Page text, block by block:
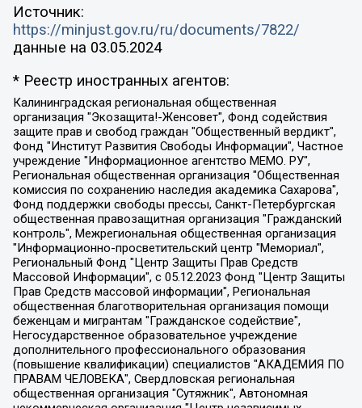
Источник:
https://minjust.gov.ru/ru/documents/7822/
данные на 03.05.2024
* Реестр иностранных агентов:
Калининградская региональная общественная организация "Экозащита!-Женсовет", Фонд содействия защите прав и свобод граждан "Общественный вердикт", Фонд "Институт Развития Свободы Информации", Частное учреждение "Информационное агентство МЕМО. РУ", Региональная общественная организация "Общественная комиссия по сохранению наследия академика Сахарова", Фонд поддержки свободы прессы, Санкт-Петербургская общественная правозащитная организация "Гражданский контроль", Межрегиональная общественная организация "Информационно-просветительский центр "Мемориал", Региональный Фонд "Центр Защиты Прав Средств Массовой Информации", с 05.12.2023 Фонд "Центр Защиты Прав Средств массовой информации", Региональная общественная благотворительная организация помощи беженцам и мигрантам "Гражданское содействие", Негосударственное образовательное учреждение дополнительного профессионального образования (повышение квалификации) специалистов "АКАДЕМИЯ ПО ПРАВАМ ЧЕЛОВЕКА", Свердловская региональная общественная организация "Сутяжник", Автономная некоммерческая организация "Центр независимых социологических исследований", Союз общественных объединений "Российский исследовательский центр по правам человека", Региональное общественное учреждение научно-информационный центр "МЕМОРИАЛ", Некоммерческая организация "Фонд защиты гласности", Автономная некоммерческая организация "Институт прав человека", Городская общественная организация "Екатеринбургское общество "МЕМОРИАЛ", Городская общественная организация "Рязанское историко-просветительское и правозащитное общество "Мемориал" (Рязанский Мемориал), Челябинский региональный орган общественной самодеятельности – женское общественное объединение "Женщины Евразии", Челябинский региональный орган общественной самодеятельности "Уральская правозащитная группа", Фонд содействия защите здоровья и социальной справедливости имени Андрея Рылькова, Автономная Некоммерческая Организация "Аналитический Центр Юрия Левады", Автономная некоммерческая организация социальной поддержки населения "Проект Апрель", Региональная общественная организация помощи женщинам и детям, находящимся в кризисной ситуации "Информационно-методический центр "Анна", Фонд содействия развитию массовых коммуникаций и правовому просвещению "Так-так-Так", Фонд содействия устойчивому развитию "Серебряная тайга", Свердловский региональный общественный фонд социальных проектов "Новое время", "Idel.Реалии", Кавказ.Реалии, Крым.Реалии, Телеканал Настоящее Время, Татаро-башкирская служба Радио Свобода (Azatliq Radiosi), Радио Свободная Европа/Радио Свобода (PCE/PC), "Сибирь.Реалии", "Фактограф", Благотворительный фонд помощи осужденным и их семьям, Автономная некоммерческая организация "Институт глобализации и социальных движений", Фонд "В защиту прав заключенных", Частное учреждение "Центр поддержки и содействия развитию средств массовой информации", Пензенский региональный общественный благотворительный фонд "Гражданский союз", "Север.Реалии", Некоммерческая организация Фонд "Правовая инициатива", Общество с ограниченной ответственностью "Радио Свободная Европа/Радио Свобода", Чешское информационное агентство "MEDIUM-ORIENT", Красноярская региональная общественная организация "Мы против СПИДа", Камалягин Денис Николаевич, Маркелов Сергей Евгеньевич, Пономарев Лев Александрович, Савицкая Людмила Алексеевна, Автономная некоммерческая организация "Центр по работе с проблемой насилия "НАСИЛИЮ.НЕТ", Межрегиональный профессиональный союз работников здравоохранения "Альянс врачей", Юридическое лицо, зарегистрированное в Латвийской Республике, SIA "Medusa Project" (регистрационный номер 40103797863, дата регистрации 10.06.2014), Некоммерческая организация "Фонд по борьбе с коррупцией", Автономная некоммерческая организация "Институт права и публичной политики", Баданин Роман Сергеевич, Гликин Максим Александрович, Железнова Мария Михайловна, Лукьянова Юлия Сергеевна, Маетная Елизавета Витальевна, Маняхин Петр Борисович, Чуракова Ольга Владимировна, Ярош Юлия Петровна, Юридическое лицо "The Insider SIA", зарегистрированное в Риге, Латвийская Республика (дата регистрации 26.06.2015), являющееся администратором доменного имени интернет-издания "The Insider SIA", https://theins.ru, Постернак Алексей Евгеньевич, Рубин Михаил Аркадьевич, Анин Роман Александрович, Юридическое лицо Istories fonds, зарегистрированное в Латвийской Республике (регистрационный номер 50008295751, дата регистрации 24.02.2020), Великовский Дмитрий Александрович, Долинина Ирина Николаевна, Мароховская Алеся Алексеевна, Шлейнов Роман Юрьевич, Шмагун Олеся Валентиновна, Общество с ограниченной ответственностью "Альтаир 2021", Общество с ограниченной ответственностью "Вега 2021", Общество с ограниченной ответственностью "Главный редактор 2021", Общество с ограниченной ответственностью "Ромашки монолит", Важенков Артем Валерьевич, Ивановская областная общественная организация "Центр гендерных исследований", Гурман Юрий Альбертович, Медиапроект "ОВД-Инфо", Егоров Владимир Владимирович, Жилинский Владимир Александрович, Общество с ограниченной ответственностью "ЗП", Иванова София Юрьевна, Карезина Инна Павловна, Кильтау Екатерина Викторовна, Петров Алексей Викторович, Пискунов Сергей Евгеньевич, Смирнов Сергей Сергеевич, Тихонов Михаил Сергеевич, Общество с ограниченной ответственностью "ЖУРНАЛИСТ-ИНОСТРАННЫЙ АГЕНТ", Арапова Галина Юрьевна, Вольтская Татьяна Анатольевна, Американская компания "Mason G.E.S. Anonymous Foundation" (США), являющаяся владельцем интернет-издания https://mnews.world/, Компания "Stichting Bellingcat", зарегистрированная в Нидерландах (дата регистрации 11.07.2018), Захаров Андрей Вячеславович, Клепиковская Екатерина Дмитриевна, Общество с ограниченной ответственностью "МЕМО", Перл Роман Александрович, Симонов Евгений Алексеевич, Соловьева Елена Анатольевна, Сотников Даниил Владимирович, Сурначева Елизавета Дмитриевна, Автономная некоммерческая организация по защите прав человека и информированию населения "Якутия – Наше Мнение", Общество с ограниченной ответственностью "Москоу диджитал медиа", с 26.01.2023 Общество с ограниченной ответственностью "Чайка Белые сады", Ветошкина Валерия Валерьевна, Заговора Максим Александрович, Межрегиональное общественное движение "Российская ЛГБТ - сеть", Оленичев Максим Владимирович, Павлов Иван Юрьевич, Скворцова Елена Сергеевна, Общество с ограниченной ответственностью "Как бы инагент", Кочетков Игорь Викторович, Общество с ограниченной ответственностью "Честные выборы", Еланчик Олег Александрович, Общество с ограниченной ответственностью "Нобелевский призыв", Гималова Регина Эмилевна, Григорьев Андрей Валерьевич, Григорьева Алина Александровна, Ассоциация по содействию защите прав призывников, альтернативнослужащих и военнослужащих "Правозащитная группа "Гражданин.Армия.Право", Хисамова Регина Фаритовна, Автономная некоммерческая организация по реализации социально-правовых программ "Лилит", Дальневосточное общественное движение "Маяк", Санкт-Петербургская ЛГБТ-инициативная группа "Выход", Инициативная группа ЛГБТ+ "Реверс", Алексеев Андрей Викторович, Бекбулатова Таисия Львовна, Беляев Иван Михайлович, Владыкина Елена Сергеевна, Гельман Марат Александрович, Никульшина Вероника Юрьевна, Толоконникова Надежда Андреевна, Шендерович Виктор Анатольевич, Общество с ограниченной ответственностью "Данное сообщение", Общество с ограниченной ответственностью Издательский дом "Новая глава", Айнбиндер Александра Александровна, Московский комьюнити-центр для ЛГБТ+инициатив, Благотворительный фонд развития филантропии, Deutsche Welle (Германия, Kurt-Schumacher-Strasse 3, 53113 Bonn), Борзунова Мария Михайловна, Воробьев Виктор Викторович, Голубева Анна Львовна, Константинова Алла Михайловна, Малкова Ирина Владимировна, Мурадов Мурад Абдулгалимович, Осетинская Елизавета Николаевна, Понасенков Евгений Николаевич, Ганапольский Матвей Юрьевич, Киселев Евгений Алексеевич, Борухович Ирина Григорьевна, Дремин Иван Тимофеевич, Дубровский Дмитрий Викторович, Красноярская региональная общественная организация поддержки и развития альтернативных образовательных технологий и межкультурных коммуникаций "ИНТЕРРА", Маяковская Екатерина Алексеевна, Фейгин Марк Захарович, Филимонов Андрей Викторович, Дзугкоева Регина Николаевна, Доброхотов Роман Александрович, Дудь Юрий Александрович, Елкин Сергей Владимирович, Кругликов Кирилл Игоревич, Сабунаева Мария Леонидовна, Семенов Алексей Владимирович, Шаинян Карен Багратович, Шульман Екатерина Михайловна, Асафьев Артур Валерьевич, Вахштайн Виктор Семенович, Венедиктов Алексей Алексеевич, Лушникова Екатерина Евгеньевна, Волков Леонид Михайлович, Невзоров Александр Глебович, Пархоменко Сергей Борисович, Сироткин Ярослав Николаевич, Кара-Мурза Владимир Владимирович, Баранова Наталья Владимировна, Гозман Леонид Яковлевич, Кагарлицкий Борис Юльевич, Климарев Михаил Валерьевич, Милов Владимир Станиславович, Автономная некоммерческая организация Краснодарский центр современного искусства "Типография", Моргенштерн Алишер Тагирович, Соболь Любовь Эдуардовна, Общество с ограниченной ответственностью "ЛИЗА НОРМ", Каспаров Гарри Кимович, Ходорковский Михаил Борисович, Общество с ограниченной ответственностью "Апрельские тезисы", Данилович Ирина Брониславовна, Кашин Олег Владимирович, Петров Николай Владимирович, Пивоваров Алексей Владимирович, Соколов Михаил Владимирович, Цветкова Юлия Владимировна, Чичваркин Евгений Александрович, Комитет против пыток/Команда против пыток, Общество с ограниченной ответственностью "Первый научный", Общество с ограниченной ответственностью "Вертолет и ко", Белоцерковская Вероника Борисовна, Кац Максим Евгеньевич, Лазарева Татьяна Юрьевна, Шаведдинов Руслан Табризович, Яшин Илья Валерьевич, Общество с ограниченной ответственностью "Иноагент ААВ", Алешковский Дмитрий Петрович, Альбац Евгения Марковна, Быков Дмитрий Львович, Галямина Юлия Евгеньевна, Лойко Сергей Леонидович, Мартынов Кирилл Константинович, Медведев Сергей Александрович, Крашенинников Федор Геннадиевич, Гордеева Катерина Вл